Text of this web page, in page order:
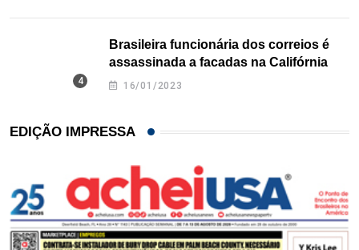
Brasileira funcionária dos correios é
assassinada a facadas na Califórnia
16/01/2023
EDIÇÃO IMPRESSA